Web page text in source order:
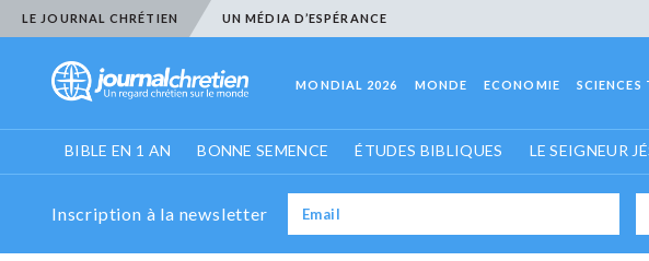
LE JOURNAL CHRÉTIEN UN MÉDIA D’ESPÉRANCE
MONDIAL 2026 MONDE ECONOMIE SCIENCES
BIBLE EN 1 AN BONNE SEMENCE ÉTUDES BIBLIQUES LE SEIGNEUR
Inscription à la newsletter